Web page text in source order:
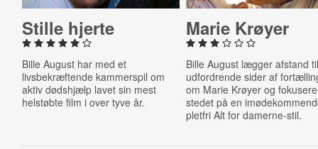
Stille hjerte
Bille August har med et
livsbekræftende kammerspil om
aktiv dødshjælp lavet sin mest
helstøbte film i over tyve år.
Marie Krøyer
Bille August lægger afstand
udfordrende sider af
om Marie Krøyer og
stedet på en
pletfri Alt for damerne-stil.